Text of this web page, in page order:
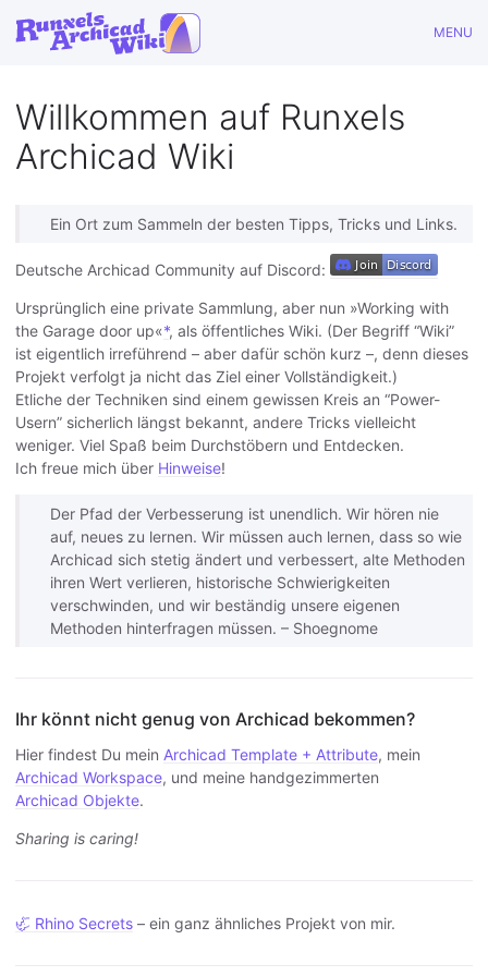
MENU
Willkommen auf Runxels
Archicad Wiki
Ein Ort zum Sammeln der besten Tipps, Tricks und Links.
Deutsche Archicad Community auf Discord:
Ursprünglich eine private Sammlung, aber nun »Working with
the Garage door up«*, als öffentliches Wiki. (Der Begriff “Wiki”
ist eigentlich irreführend – aber dafür schön kurz –, denn dieses
Projekt verfolgt ja nicht das Ziel einer Vollständigkeit.)
Etliche der Techniken sind einem gewissen Kreis an “Power-
Usern” sicherlich längst bekannt, andere Tricks vielleicht
weniger. Viel Spaß beim Durchstöbern und Entdecken.
Ich freue mich über Hinweise!
Der Pfad der Verbesserung ist unendlich. Wir hören nie
auf, neues zu lernen. Wir müssen auch lernen, dass so wie
Archicad sich stetig ändert und verbessert, alte Methoden
ihren Wert verlieren, historische Schwierigkeiten
verschwinden, und wir beständig unsere eigenen
Methoden hinterfragen müssen. – Shoegnome
Ihr könnt nicht genug von Archicad bekommen?
Hier findest Du mein Archicad Template + Attribute, mein
Archicad Workspace, und meine handgezimmerten
Archicad Objekte.
Sharing is caring!
🦏 Rhino Secrets – ein ganz ähnliches Projekt von mir.